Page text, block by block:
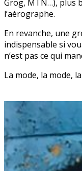
Grog, MTN…), plus
l’aérographe.
En revanche, une
indispensable si
n’est pas ce qui
La mode, la mode,